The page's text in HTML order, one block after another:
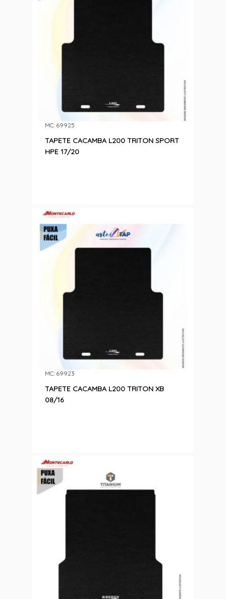
TAPETE CACAMBA L200 TRITON SPORT
HPE 17/20
MC: 69925
TAPETE CACAMBA L200 TRITON XB
08/16
MC: 69923